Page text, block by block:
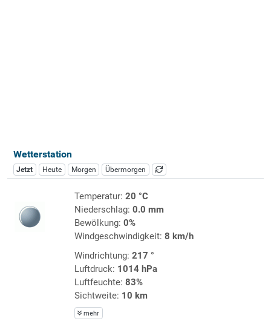
Wetterstation
Jetzt Heute Morgen Übermorgen
Temperatur: 20 °C
Niederschlag: 0.0 mm
Bewölkung: 0%
Windgeschwindigkeit: 8 km/h
Windrichtung: 217 °
Luftdruck: 1014 hPa
Luftfeuchte: 83%
Sichtweite: 10 km
mehr